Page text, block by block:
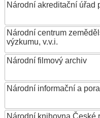
Národní akreditační úřad
Národní centrum
výzkumu, v.v.i.
Národní filmový archiv
Národní informační a
Národní knihovna České